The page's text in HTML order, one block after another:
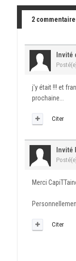
2
Invité
j'y était !!! et
prochaine...
Citer
Invité
Merci
Citer